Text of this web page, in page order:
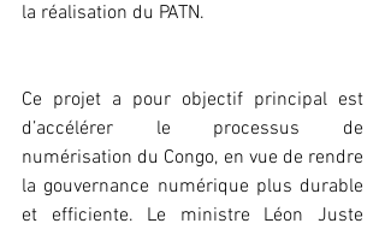
la réalisation du PATN.
Ce projet a pour objectif principal est
d’accélérer le processus de
numérisation du Congo, en vue de rendre
la gouvernance numérique plus durable
et efficiente. Le ministre Léon Juste